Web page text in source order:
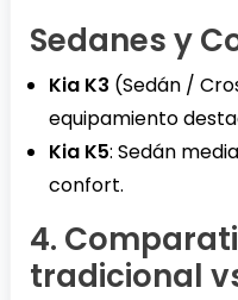
Sedanes y
Kia K3 (Sedán /
equipamiento
Kia K5: Sedán
confort.
4.
tradicional